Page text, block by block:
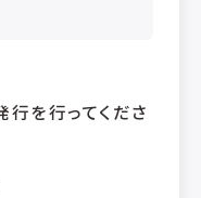
行を行ってくださ